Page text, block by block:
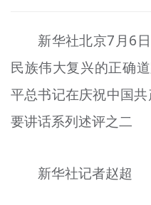
榜样人物
身边好人
文明评论
宣传思想文化人才
新华社北京7月6
民族伟大复兴的正确
平总书记在庆祝中国
要讲话系列述评之二
新华社记者赵超